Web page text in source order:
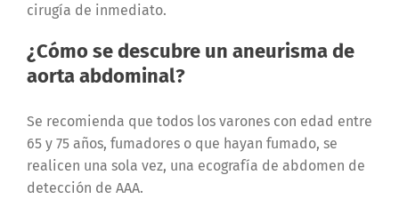
cirugía de inmediato.
¿Cómo se descubre un aneurisma de
aorta abdominal?
Se recomienda que todos los varones con edad entre
65 y 75 años, fumadores o que hayan fumado, se
realicen una sola vez, una ecografía de abdomen de
detección de AAA.